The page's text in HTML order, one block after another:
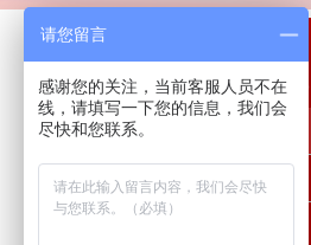
培训课程
TRAINING COURSE
广东省内
华东区
请您留言
感谢您的关注，当前客服人员不在
线，请填写一下您的信息，我们会
尽快和您联系。